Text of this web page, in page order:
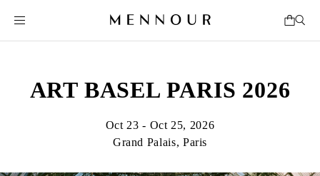
ART BASEL PARIS 2026
Oct 23 - Oct 25, 2026
Grand Palais, Paris